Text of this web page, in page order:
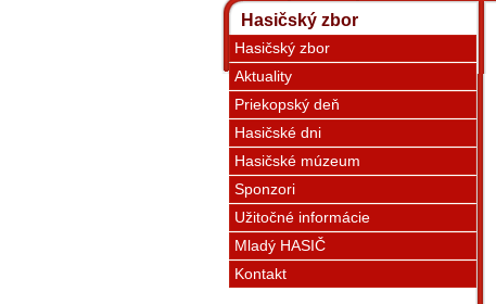
Hasičský zbor
Hasičský zbor
Aktuality
Priekopský deň
Hasičské dni
Hasičské múzeum
Sponzori
Užitočné informácie
Mladý HASIČ
Kontakt